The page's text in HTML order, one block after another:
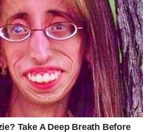
trenuci.
zna da dolazi promjena.
kakva, ali osjećaj je prisutan.
dešava?